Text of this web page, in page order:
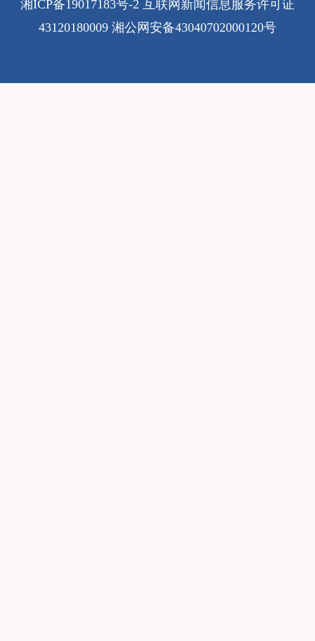
湘ICP备19017183号-2 互联网新闻信息服务许可证
43120180009 湘公网安备43040702000120号